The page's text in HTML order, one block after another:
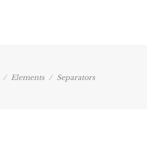
/ Elements / Separators